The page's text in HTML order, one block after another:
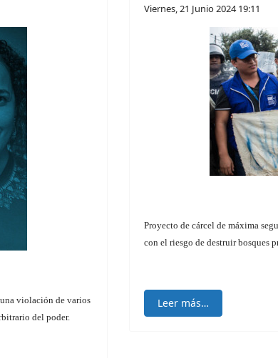
violación de varios
del poder.
Viernes, 21 Junio 2024 19:11
Proyecto de cárcel de máxima
con el riesgo de destruir bosques
Leer más…